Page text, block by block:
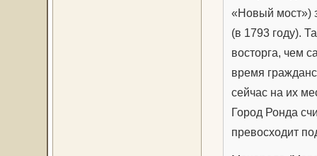
«Новый мост»)
(в 1793 году).
восторга, чем
время
сейчас на их
Город Ронда
превосходит